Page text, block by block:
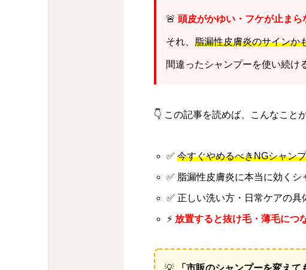
🚨 頭皮がかゆい・フケが止ま
それ、 脂漏性皮膚炎のサインか
間違ったシャンプーを使い続け
👇 この記事を読めば、こんなこと
✅ 今すぐやめるべきNGシャン
✅ 脂漏性皮膚炎に本当に効くシ
✅ 正しい洗い方・日常ケアの具
⚡ 放置すると抜け毛・薄毛につ
💡 「市販のシャンプーを変えて